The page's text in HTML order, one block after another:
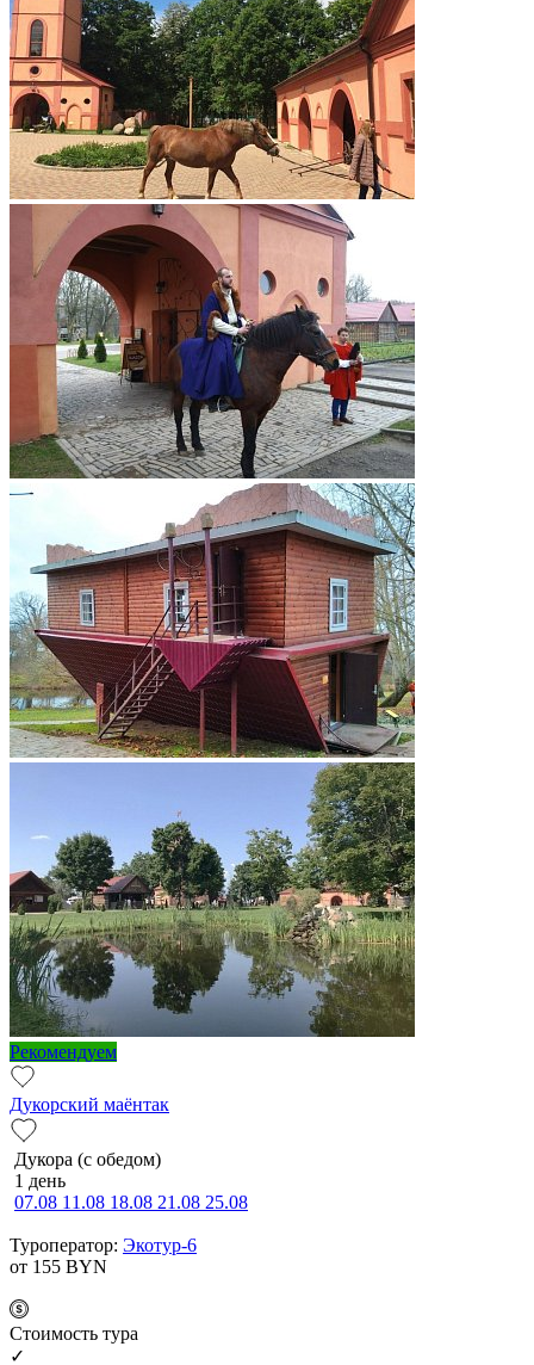
Рекомендуем
Дукорский маёнтак
Дукора (с обедом)
1 день
07.08 11.08 18.08 21.08 25.08
Туроператор: Экотур-6
от 155 BYN
Cтоимость тура
✓